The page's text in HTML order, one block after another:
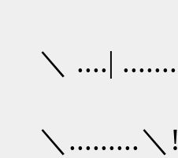
| ./
＼ ....|
|/
＼.........